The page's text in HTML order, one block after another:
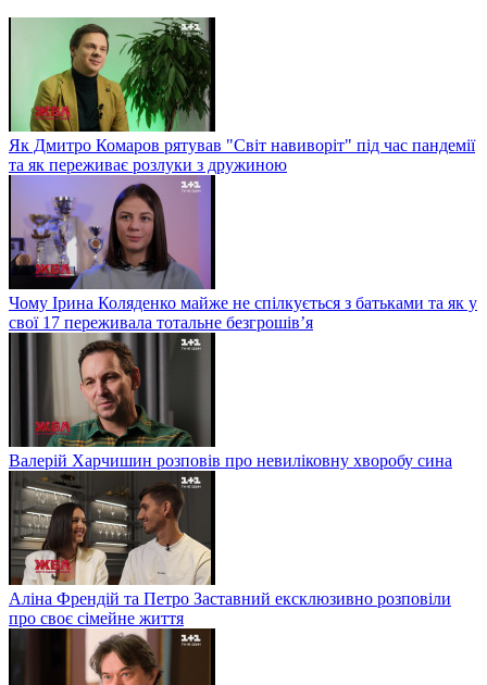
Як Дмитро Комаров рятував "Світ навиворіт" під час пандемії
та як переживає розлуки з дружиною
Чому Ірина Коляденко майже не спілкується з батьками та як у
свої 17 переживала тотальне безгрошів’я
Валерій Харчишин розповів про невиліковну хворобу сина
Аліна Френдій та Петро Заставний ексклюзивно розповіли
про своє сімейне життя